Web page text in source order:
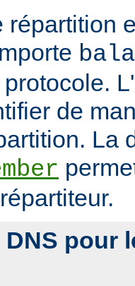
répartition
de
La
pour